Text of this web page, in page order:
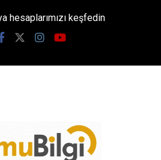
hesaplarımızı keşfedin